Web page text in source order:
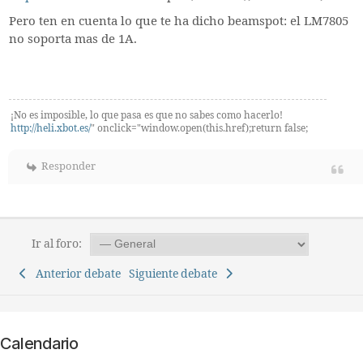
Pero ten en cuenta lo que te ha dicho beamspot: el LM7805
no soporta mas de 1A.
¡No es imposible, lo que pasa es que no sabes como hacerlo!
http://heli.xbot.es/" onclick="window.open(this.href);return false;
Responder
Ir al foro:
Anterior debate Siguiente debate
Calendario